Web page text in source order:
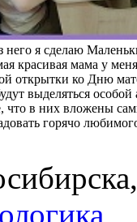
я сделаю
красивая мама у
открытки ко Дню
выделяться особой
что в них вложены
горячо